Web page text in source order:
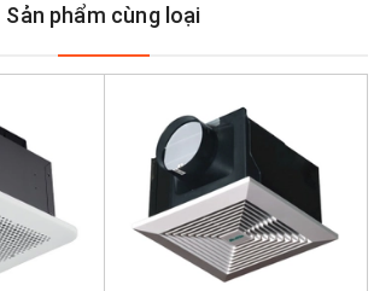
Sản phẩm cùng loại